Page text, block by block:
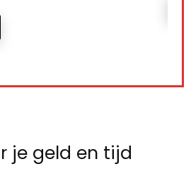
je geld en tijd